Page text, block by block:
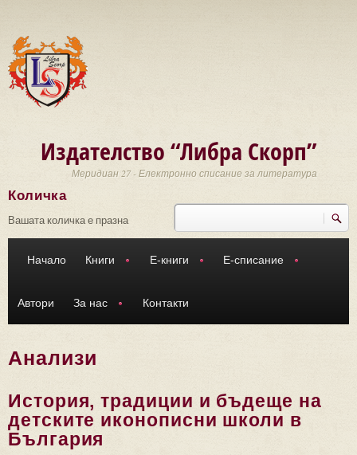
Издателство “Либра Скорп”
Меридиан 27 - Електронно списание за литература
Търси
Количка
Вашата количка е празна
Начало Книги Е-книги Е-списание
Автори За нас Контакти
Анализи
История, традиции и бъдеще на
детските иконописни школи в
България